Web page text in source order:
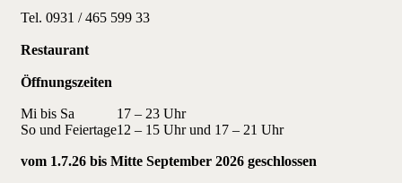
Tel. 0931 / 465 599 33
Restaurant
Öffnungszeiten
Mi bis Sa
17 – 23 Uhr
So und Feiertage12 – 15 Uhr und 17 – 21 Uhr
vom 1.7.26 bis Mitte September 2026 geschlossen